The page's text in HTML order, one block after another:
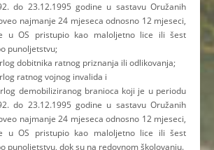
do 23.12.1995 godine u sastavu Oružanih
najmanje 24 mjeseca odnosno 12 mjeseci,
u OS pristupio kao maloljetno lice ili šest
punoljetstvu;
dobitnika ratnog priznanja ili odlikovanja;
ratnog vojnog invalida i
demobiliziranog branioca koji je u periodu
do 23.12.1995 godine u sastavu Oružanih
najmanje 24 mjeseca odnosno 12 mjeseci,
u OS pristupio kao maloljetno lice ili šest
punoljetstvu, dok su na redovnom školovanju.